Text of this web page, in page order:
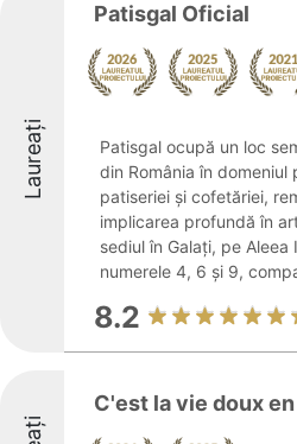
Laureați
Patisgal Oficial
Patisgal ocupă un loc
din România în domeniul
patiseriei și cofetăriei,
implicarea profundă în
sediul în Galați, pe Aleea
numerele 4, 6 și 9,
8.2
C'est la vie doux